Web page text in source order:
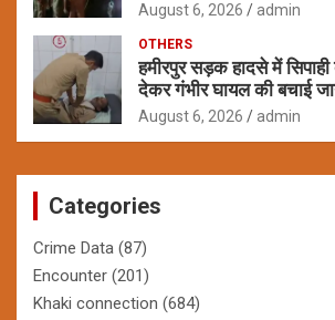
August 6, 2026 admin
OTHERS
हमीरपुर सड़क हादसे में
देकर गंभीर घायल की बचाई
August 6, 2026 admin
Categories
Crime Data (87)
Encounter (201)
Khaki connection (684)